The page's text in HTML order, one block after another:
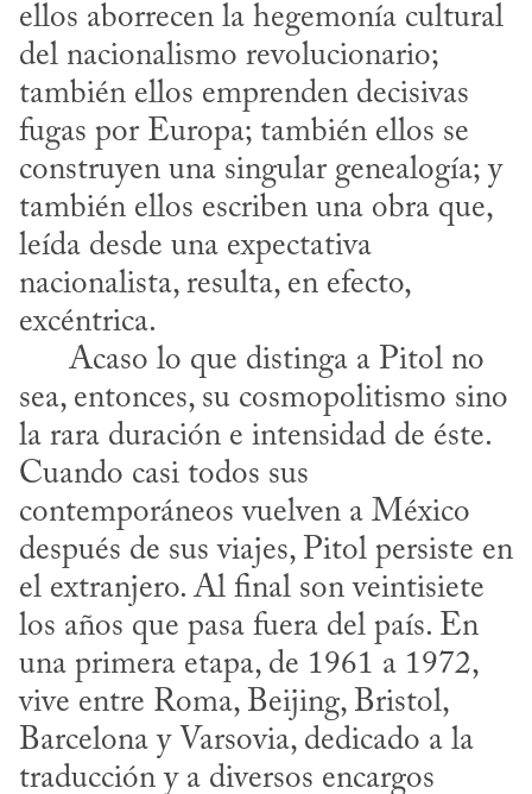
ellos aborrecen la hegemonía cultural
del nacionalismo revolucionario;
también ellos emprenden decisivas
fugas por Europa; también ellos se
construyen una singular genealogía; y
también ellos escriben una obra que,
leída desde una expectativa
nacionalista, resulta, en efecto,
excéntrica.
sea, entonces, su cosmopolitismo sino
la rara duración e intensidad de éste.
Cuando casi todos sus
contemporáneos vuelven a México
después de sus viajes, Pitol persiste en
el extranjero. Al final son veintisiete
los años que pasa fuera del país. En
una primera etapa, de 1961 a 1972,
vive entre Roma, Beijing, Bristol,
Barcelona y Varsovia, dedicado a la
traducción y a diversos encargos